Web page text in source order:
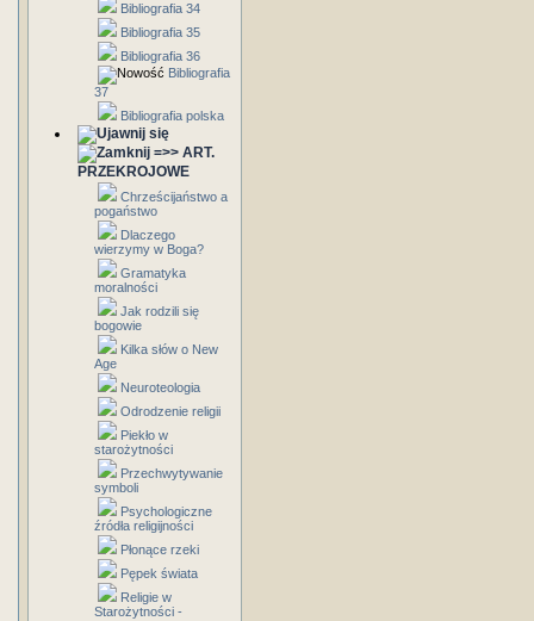
Bibliografia 34
Bibliografia 35
Bibliografia 36
Bibliografia
37
Bibliografia polska
=>> ART.
PRZEKROJOWE
Chrześcijaństwo a
pogaństwo
Dlaczego
wierzymy w Boga?
Gramatyka
moralności
Jak rodzili się
bogowie
Kilka słów o New
Age
Neuroteologia
Odrodzenie religii
Piekło w
starożytności
Przechwytywanie
symboli
Psychologiczne
źródła religijności
Płonące rzeki
Pępek świata
Religie w
Starożytności -